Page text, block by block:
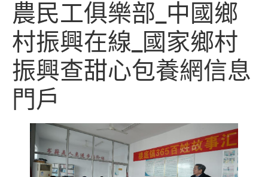
農民工俱樂部_中國鄉
村振興在線_國家鄉村
振興查甜心包養網信息
門戶